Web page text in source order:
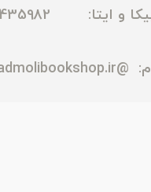
ایتا: 09165435982
@madmolibookshop.ir